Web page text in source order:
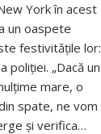
York în acest
un oaspete
festivitățile lor:
poliției. „Dacă un
mare, o
spate, ne vom
și verifica…